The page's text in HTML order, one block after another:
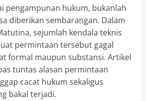
pengampunan hukum, bukanlah
diberikan sembarangan. Dalam
sejumlah kendala teknis
permintaan tersebut gagal
formal maupun substansi. Artikel
tuntas alasan permintaan
cacat hukum sekaligus
bakal terjadi.